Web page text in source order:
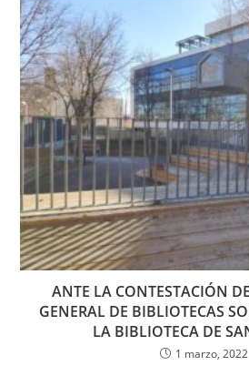
ANTE LA CONTESTACIÓN
GENERAL DE BIBLIOTECAS
LA BIBLIOTECA DE
1 marzo, 2022